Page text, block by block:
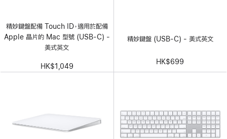
精妙鍵盤配備 Touch ID，適用於配備
Apple 晶片的 Mac 型號 (USB-C) -
美式英文
HK$1,049
精妙鍵盤 (USB-C) - 美式英文
HK$699